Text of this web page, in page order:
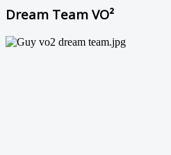
Dream Team VO²